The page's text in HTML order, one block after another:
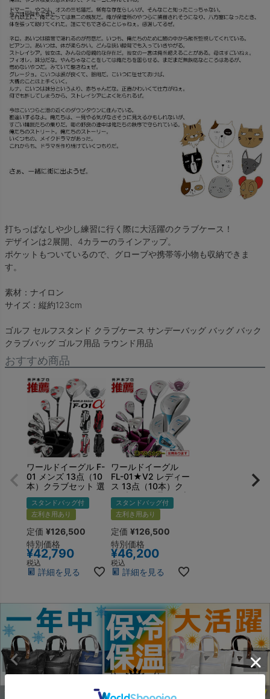
打ちっぱなしや少し練習に行く際に大活躍のクラブケース！
デザインは2展開、4カラーのラインアップ。
ポケットもついているので、グローブや携帯等小物も収納できま
す。
素材：ナイロン
サイズ：縦約123cm
ゴルフ セルフスタンド クラブケース サンデーバッグ バッグ バック
クラブバッグ ゴルフ用品 ラウンド用品
おすすめ商品
ワールドイーグル F-
01 メンズ 13点（10
本）クラブセット 選
べる軽量スタンドバ
ッグ付 右用 左用
スタンドバッグ付
左利き用あり
定価 ¥126,500
特別価格
¥42,790
税込
詳細を見る
ワールドイーグル
FL-01★V2 レディー
ス 13点（10本）ク
ラブセット 選べる専
用スタンドバッグ付
右用 左用
スタンドバッグ付
左利き用あり
定価 ¥126,500
特別価格
¥46,200
税込
詳細を見る